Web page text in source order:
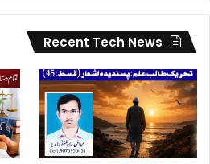
Recent Tech News